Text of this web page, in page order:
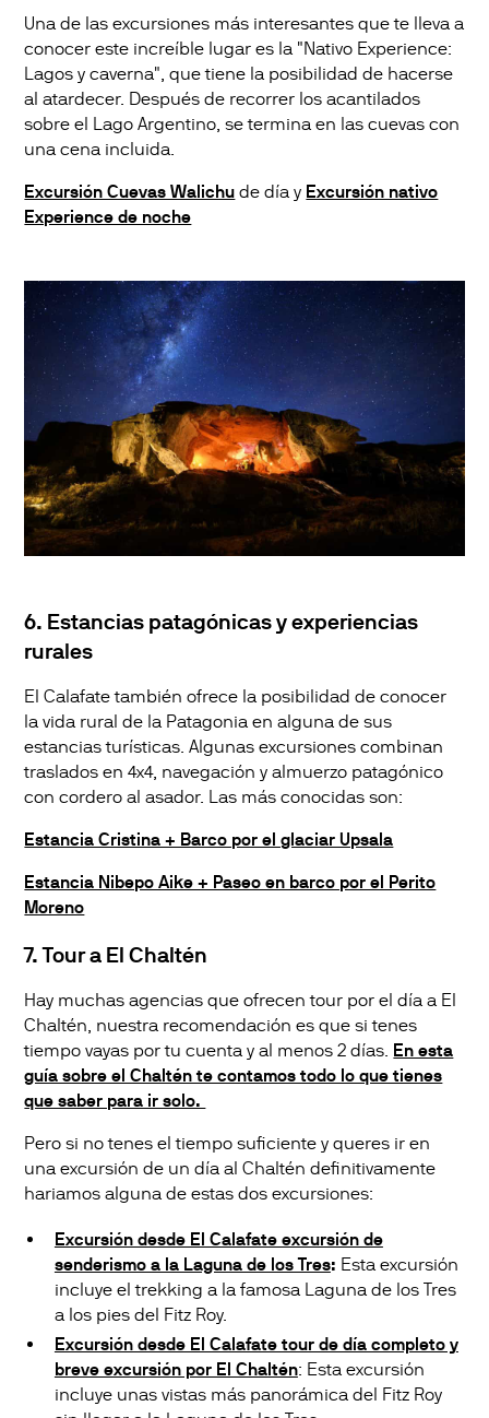
Una de las excursiones más interesantes que te lleva a
conocer este increíble lugar es la "Nativo Experience:
Lagos y caverna", que tiene la posibilidad de hacerse
al atardecer. Después de recorrer los acantilados
sobre el Lago Argentino, se termina en las cuevas con
una cena incluida.
Excursión Cuevas Walichu de día y Excursión nativo
Experience de noche
6. Estancias patagónicas y experiencias
rurales
El Calafate también ofrece la posibilidad de conocer
la vida rural de la Patagonia en alguna de sus
estancias turísticas. Algunas excursiones combinan
traslados en 4x4, navegación y almuerzo patagónico
con cordero al asador. Las más conocidas son:
Estancia Cristina + Barco por el glaciar Upsala
Estancia Nibepo Aike + Paseo en barco por el Perito
Moreno
7. Tour a El Chaltén
Hay muchas agencias que ofrecen tour por el día a El
Chaltén, nuestra recomendación es que si tenes
tiempo vayas por tu cuenta y al menos 2 días. En esta
guía sobre el Chaltén te contamos todo lo que tienes
que saber para ir solo.
Pero si no tenes el tiempo suficiente y queres ir en
una excursión de un día al Chaltén definitivamente
hariamos alguna de estas dos excursiones:
Excursión desde El Calafate excursión de
senderismo a la Laguna de los Tres: Esta excursión
incluye el trekking a la famosa Laguna de los Tres
a los pies del Fitz Roy.
Excursión desde El Calafate tour de día completo y
breve excursión por El Chaltén: Esta excursión
incluye unas vistas más panorámica del Fitz Roy